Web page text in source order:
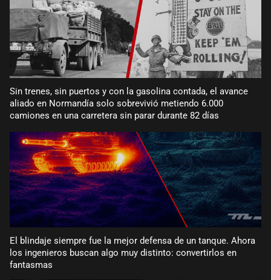
Sin trenes, sin puertos y con la gasolina contada, el avance
aliado en Normandía solo sobrevivió metiendo 6.000
camiones en una carretera sin parar durante 82 días
El blindaje siempre fue la mejor defensa de un tanque. Ahora
los ingenieros buscan algo muy distinto: convertirlos en
fantasmas